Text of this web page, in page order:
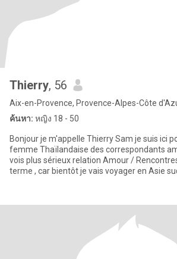
Thierry, 56
Aix-en-Provence, Provence-Alpes-Côte
ค้นหา: หญิง 18 - 50
Bonjour je m'appelle Thierry Sam je suis ici
femme Thaïlandaise des correspondants
vois plus sérieux relation Amour / Rencontres, Relation à long
terme , car bientôt je vais voyager en